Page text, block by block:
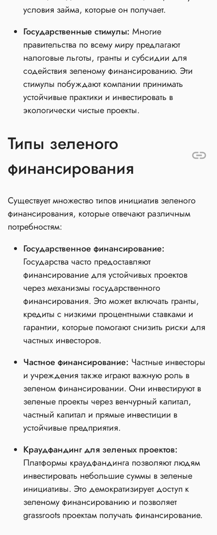
условия займа, которые он получает.
Государственные стимулы: Многие
правительства по всему миру предлагают
налоговые льготы, гранты и субсидии для
содействия зеленому финансированию. Эти
стимулы побуждают компании принимать
устойчивые практики и инвестировать в
экологически чистые проекты.
Типы зеленого
финансирования
Существует множество типов инициатив зеленого
финансирования, которые отвечают различным
потребностям:
Государственное финансирование:
Государства часто предоставляют
финансирование для устойчивых проектов
через механизмы государственного
финансирования. Это может включать гранты,
кредиты с низкими процентными ставками и
гарантии, которые помогают снизить риски для
частных инвесторов.
Частное финансирование: Частные инвесторы
и учреждения также играют важную роль в
зеленом финансировании. Они инвестируют в
зеленые проекты через венчурный капитал,
частный капитал и прямые инвестиции в
устойчивые предприятия.
Краудфандинг для зеленых проектов:
Платформы краудфандинга позволяют людям
инвестировать небольшие суммы в зеленые
инициативы. Это демократизирует доступ к
зеленому финансированию и позволяет
grassroots проектам получать финансирование.